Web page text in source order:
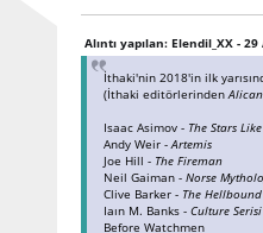
Alıntı yapılan: Elendil_XX -
İthaki'nin 2018'in ilk
(İthaki editörlerinden
Isaac Asimov - The Stars
Andy Weir -Artemis
Joe Hill - The Fireman
Neil Gaiman - Norse
Clive Barker - The
Iaın M. Banks - Culture Serisi
Before Watchmen